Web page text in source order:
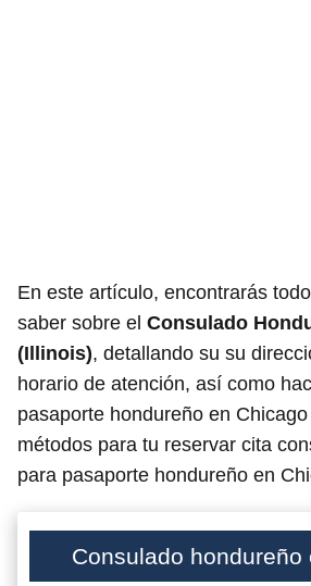
En este artículo, encontrarás
saber sobre el Consulado
(Illinois), detallando su su
horario de atención, así como
pasaporte hondureño en
métodos para tu reservar cita
para pasaporte hondureño en
Consulado hondureño